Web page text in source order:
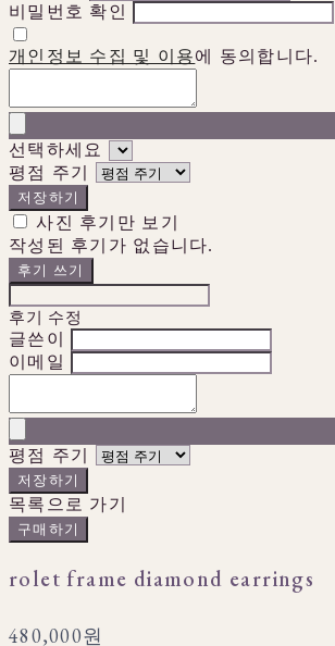
비밀번호 확인
개인정보 수집 및 이용에 동의합니다.
선택하세요
평점 주기
저장하기
사진 후기만 보기
작성된 후기가 없습니다.
후기 쓰기
후기 수정
글쓴이
이메일
평점 주기
저장하기
목록으로 가기
구매하기
rolet frame diamond earrings
480,000원